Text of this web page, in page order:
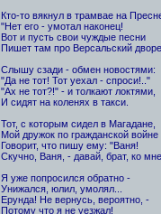
Кто-то вякнул в трамвае на
"Нет его - умотал наконец!
Вот и пусть свои чуждые песни
Пишет там про Версальский
Слышу сзади - обмен новостями:
"Да не тот! Тот уехал - спроси!.."
"Ах не тот?!" - и толкают локтями,
И сидят на коленях в такси.
Тот, с которым сидел в Магадане,
Мой дружок по гражданской войне
Говорит, что пишу ему: "Ваня!
Скучно, Ваня, - давай, брат, ко
Я уже попросился обратно -
Унижался, юлил, умолял...
Ерунда! Не вернусь, вероятно, -
Потому что я не уезжал!